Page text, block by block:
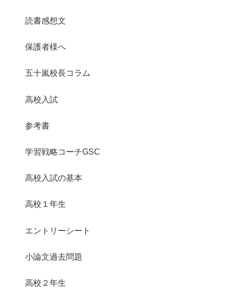
読書感想文
保護者様へ
五十嵐校長コラム
高校入試
参考書
学習戦略コーチGSC
高校入試の基本
高校１年生
エントリーシート
小論文過去問題
高校２年生